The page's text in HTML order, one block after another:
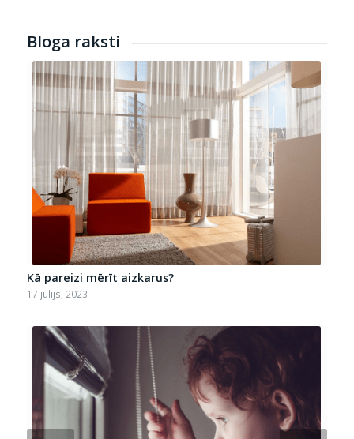
Bloga raksti
Kā pareizi mērīt aizkarus?
17 jūlijs, 2023